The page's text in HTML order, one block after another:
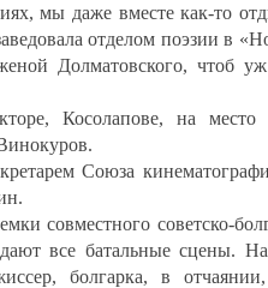
мы даже вместе как-то
отделом поэзии в
Долматовского, чтоб
Косолапове, на место
Союза
совместного советско-
все батальные сцены.
болгарка, в